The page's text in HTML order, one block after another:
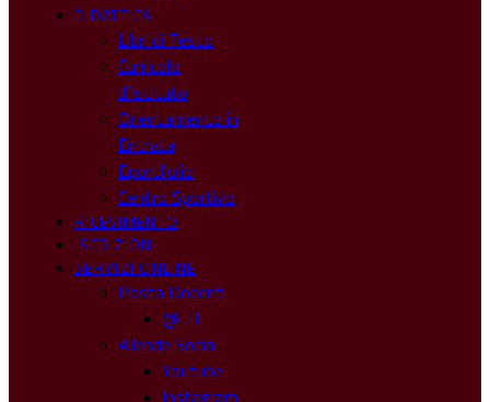
DIDATTICA
Libri di Testo
Curricolo
d’Istituto
Orientamento in
Entrata
Eportfolio
Centro Sportivo
RICEVIMENTO
ISCRIZIONI
SERVIZI ONLINE
Posta Docenti
@ .IT
Allende Social
Youtube
Instagram